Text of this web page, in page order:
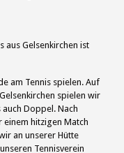
aus Gelsenkirchen ist
am Tennis spielen. Auf
spielen wir
Doppel. Nach
einem hitzigen Match
an unserer Hütte
Tennisverein